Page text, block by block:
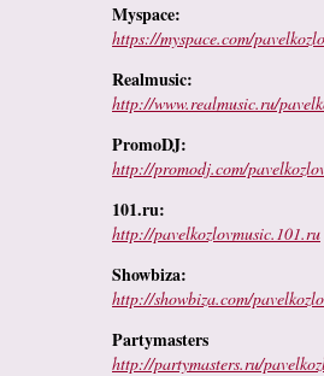
Myspace:
https://myspace.com/
Realmusic:
http://www.realmusic.ru/
PromoDJ:
http://promodj.com/
101.ru:
http://pavelkozlovmusic.101.ru
Showbiza:
http://showbiza.com/
Partymasters
http://partymasters.ru/